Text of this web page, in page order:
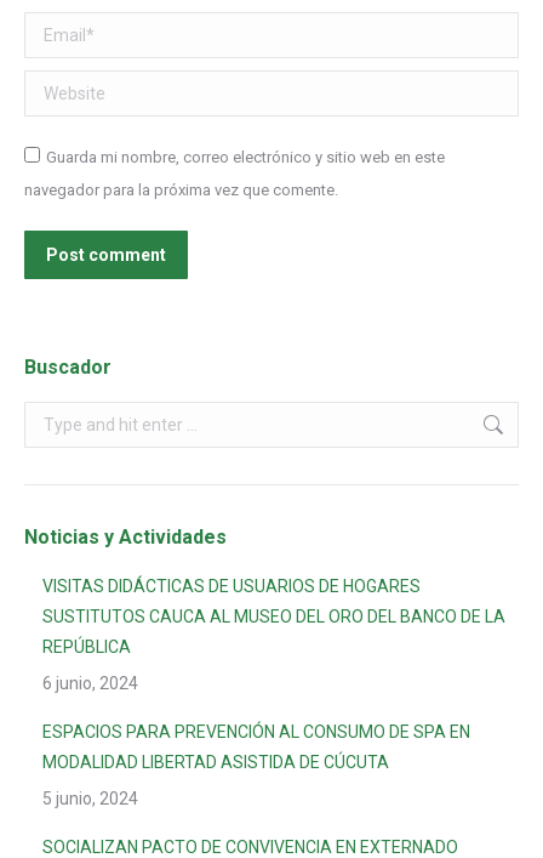
Email *
Website
Guarda mi nombre, correo electrónico y sitio web en este
navegador para la próxima vez que comente.
Post comment
Buscador
Noticias y Actividades
VISITAS DIDÁCTICAS DE USUARIOS DE HOGARES
SUSTITUTOS CAUCA AL MUSEO DEL ORO DEL BANCO DE LA
REPÚBLICA
6 junio, 2024
ESPACIOS PARA PREVENCIÓN AL CONSUMO DE SPA EN
MODALIDAD LIBERTAD ASISTIDA DE CÚCUTA
5 junio, 2024
SOCIALIZAN PACTO DE CONVIVENCIA EN EXTERNADO